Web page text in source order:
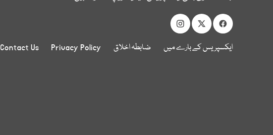
ایکسپریس کے بارے میں ضابطہ اخلاق Privacy Policy
Contact Us